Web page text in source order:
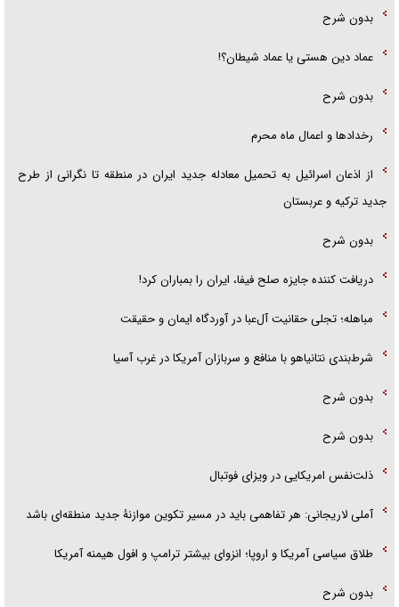
بدون شرح
عماد دین هستی یا عماد شیطان؟!
بدون شرح
رخداد‌ها و اعمال ماه محرم
از اذعان اسرائیل به تحمیل معادله جدید ایران در منطقه تا نگرانی از طرح
جدید ترکیه و عربستان
بدون شرح
دریافت کننده جایزه صلح فیفا، ایران را بمباران کرد!
مباهله؛ تجلی حقانیت آل‌عبا در آوردگاه ایمان و حقیقت
شرط‌بندی نتانیاهو با منافع و سربازان آمریکا در غرب آسیا
بدون شرح
بدون شرح
ذلت‌نفس امریکایی در ویزای فوتبال
آملی لاریجانی: هر تفاهمی باید در مسیر تکوین موازنۀ جدید منطقه‌ای باشد
طلاق سیاسی آمریکا و اروپا؛ انزوای بیشتر ترامپ و افول هیمنه آمریکا
بدون شرح